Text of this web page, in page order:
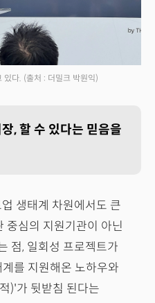
있다. (출처 : 더밀크 박원익)
, 할 수 있다는 믿음을
생태계 차원에서도 큰
중심의 지원기관이 아닌
점, 일회성 프로젝트가
를 지원해온 노하우와
)'가 뒷받침 된다는